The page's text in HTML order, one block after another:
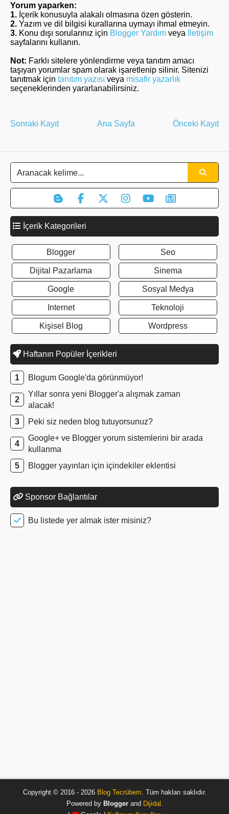
Yorum yaparken:
1. İçerik konusuyla alakalı olmasına özen gösterin.
2. Yazım ve dil bilgisi kurallarına uymayı ihmal etmeyin.
3. Konu dışı sorularınız için Blogger Yardım veya
İletişim
sayfalarını kullanın.
Not: Farklı sitelere yönlendirme veya tanıtım amacı
taşıyan yorumlar spam olarak işaretlenip silinir. Sitenizi
tanıtmak için tanıtım yazısı veya misafir yazarlık
seçeneklerinden yararlanabilirsiniz.
Sonraki Kayıt Önceki Kayıt
Ana Sayfa
İçerik Kategorileri
Blogger
Dijital Pazarlama
Google
Internet
Kişisel Blog
Seo
Sinema
Sosyal Medya
Teknoloji
Wordpress
Haftanın Popüler İçerikleri
Blogum Google'da görünmüyor!
Yıllar sonra yeni Blogger'a alışmak zaman
alacak!
Peki siz neden blog tutuyorsunuz?
Google+ ve Blogger yorum sistemlerini bir arada
kullanma
Blogger yayınları için içindekiler eklentisi
Sponsor Bağlantılar
Bu listede yer almak ister misiniz?
Copyright © 2016 - 2026 Blog Tecrübem . Tüm hakları saklıdır.
Powered by Bloggerand Dijidal